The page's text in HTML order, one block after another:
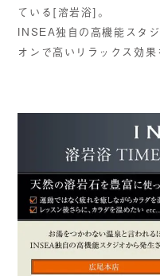
ている[溶岩浴]。
INSEA独自の高機能スタ
オンで高いリラックス効果